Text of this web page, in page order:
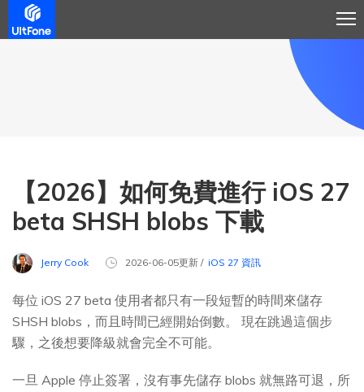
【2026】如何免費進行 iOS 27
beta SHSH blobs 下載
Jerry Cook 2026-06-05更新 / iOS 27 資訊
每位 iOS 27 beta 使用者都只有一段短暫的時間來儲存
SHSH blobs，而且時間已經開始倒數。 現在跳過這個步
驟，之後想要降級就會完全不可能。
一旦 Apple 停止簽署，沒有事先儲存 blobs 就無路可退，所